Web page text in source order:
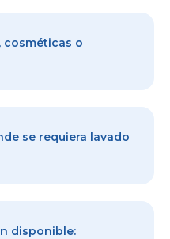
cosméticas o
se requiera lavado
disponible: